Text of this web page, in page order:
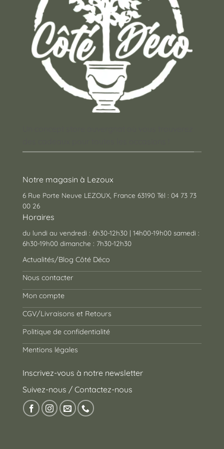
la
page
produit
Notre magasin à Lezoux
6 Rue Porte Neuve LEZOUX, France 63190 Tél : 04 73 73
00 26
Horaires
du lundi au vendredi : 6h30-12h30 | 14h00-19h00 samedi :
6h30-19h00 dimanche : 7h30-12h30
Actualités/Blog Côté Déco
Nous contacter
Mon compte
CGV/Livraisons et Retours
Politique de confidentialité
Mentions légales
Inscrivez-vous à notre newsletter
Suivez-nous / Contactez-nous